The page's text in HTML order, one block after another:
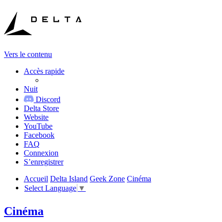
Vers le contenu
Accès rapide
Nuit
Discord
Delta Store
Website
YouTube
Facebook
FAQ
Connexion
S’enregistrer
Accueil Delta Island Geek Zone Cinéma
Select Language ▼
Cinéma